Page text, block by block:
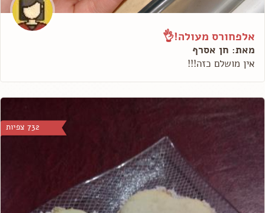
אלפחורס מעולה!👌
מאת: חן אסרף
אין מושלם כזה!!!
732 צפיות